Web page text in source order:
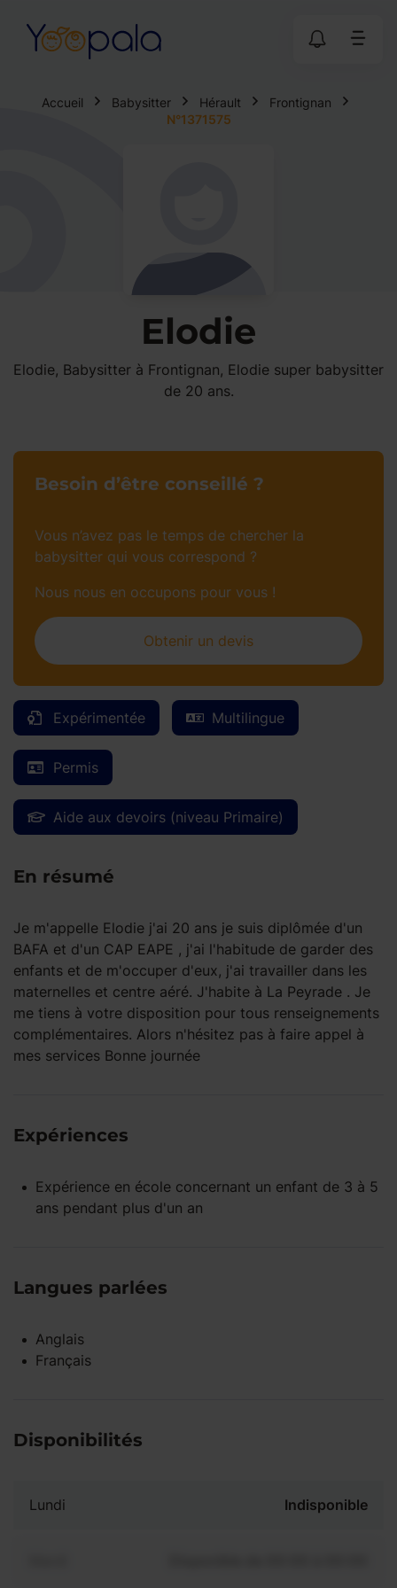
Accueil Babysitter Hérault
Frontignan
N°1371575
Elodie
Elodie, Babysitter à Frontignan, Elodie super babysitter
de 20 ans.
Expérimentée Multilingue
Permis
Aide aux devoirs (niveau Primaire)
En résumé
Je m'appelle Elodie j'ai 20 ans je suis diplômée d'un
BAFA et d'un CAP EAPE , j'ai l'habitude de garder des
enfants et de m'occuper d'eux, j'ai travailler dans les
maternelles et centre aéré. J'habite à La Peyrade . Je
me tiens à votre disposition pour tous renseignements
complémentaires. Alors n'hésitez pas à faire appel à
mes services Bonne journée
Expériences
Expérience en école concernant un enfant de 3 à 5
ans pendant plus d'un an
Langues parlées
Anglais
Français
Disponibilités
Lundi Indisponible
Besoin d’être conseillé ?
Vous n’avez pas le temps de chercher la
babysitter qui vous correspond ?
Nous nous en occupons pour vous !
Obtenir un devis